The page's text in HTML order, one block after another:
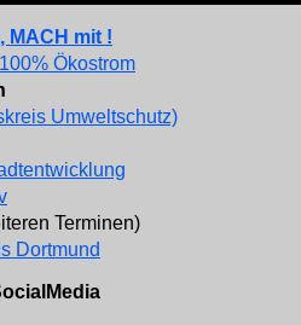
MACH mit !
Ökostrom
Umweltschutz)
Terminen)
Dortmund